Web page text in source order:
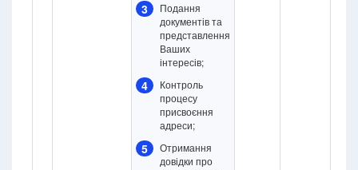
3
Подання
документів та
представлення
Ваших
інтересів;
4
Контроль
процесу
присвоєння
адреси;
5
Отримання
довідки про